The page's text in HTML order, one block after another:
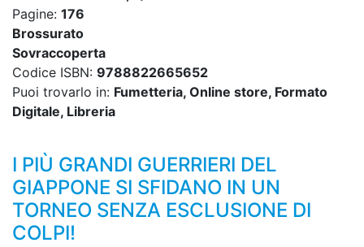
Pagine: 176
Brossurato
Sovraccoperta
Codice ISBN: 9788822665652
Puoi trovarlo in: Fumetteria, Online store, Formato
Digitale, Libreria
I PIÙ GRANDI GUERRIERI DEL
GIAPPONE SI SFIDANO IN UN
TORNEO SENZA ESCLUSIONE DI
COLPI!